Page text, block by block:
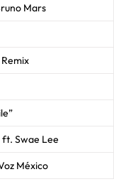
Mars
Swae Lee
México